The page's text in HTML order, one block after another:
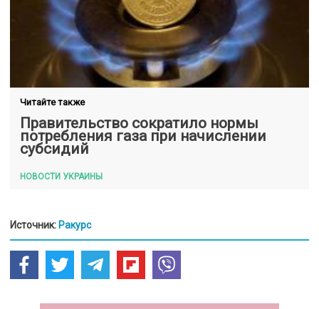
Читайте также
Правительство сократило нормы
потребления газа при начислении
субсидий
НОВОСТИ УКРАИНЫ
Источник: Ракурс